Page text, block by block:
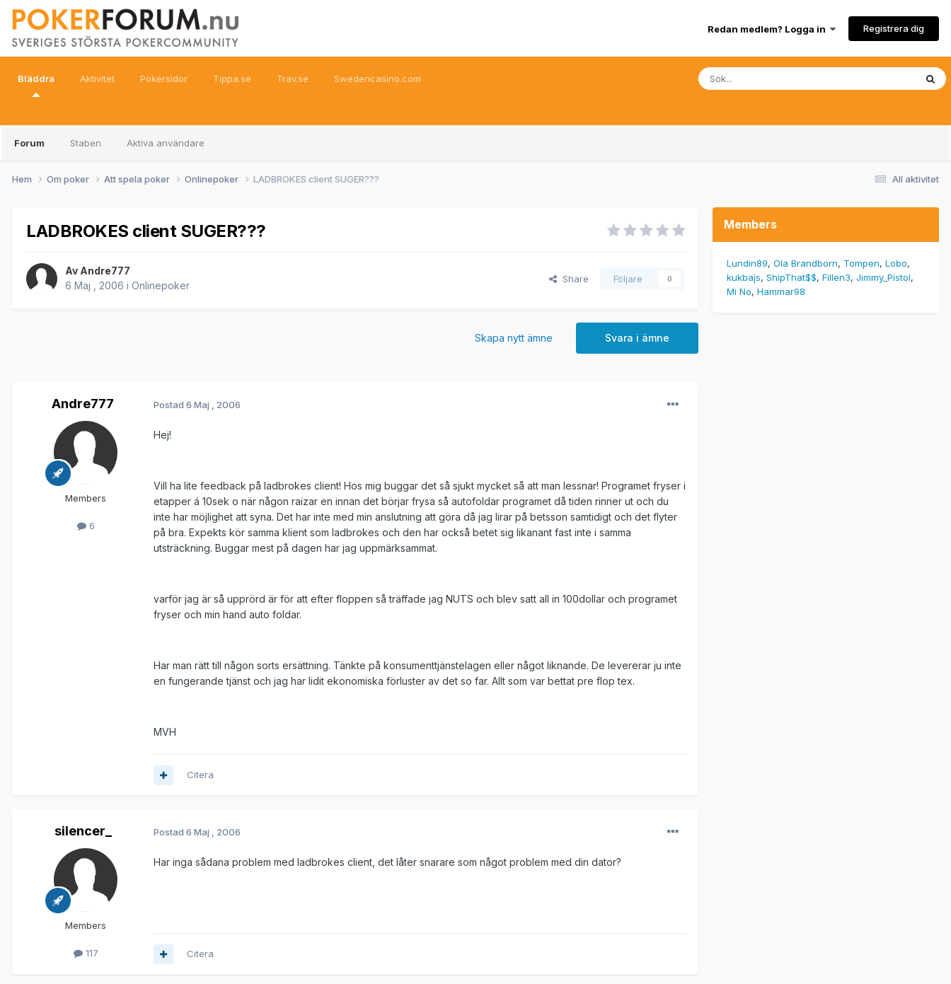
Redan medlem? Logga in Registrera dig
Bläddra
Forum Staben Aktiva användare
Aktivitet Pokersidor Tippa.se Trav.se Swedencasino.com
All aktivitet
Hem Om poker Att spela poker Onlinepoker LADBROKES client SUGER???
LADBROKES client SUGER???
Av Andre777
6 Maj , 2006 i Onlinepoker
Share Följare 0
Svara i ämne
Skapa nytt ämne
Andre777
Members
6
Postad 6 Maj , 2006
Hej!
Vill ha lite feedback på ladbrokes client! Hos mig buggar det så sjukt mycket så att man lessnar! Programet fryser i
etapper á 10sek o när någon raizar en innan det börjar frysa så autofoldar programet då tiden rinner ut och du
inte har möjlighet att syna. Det har inte med min anslutning att göra då jag lirar på betsson samtidigt och det flyter
på bra. Expekts kör samma klient som ladbrokes och den har också betet sig likanant fast inte i samma
utsträckning. Buggar mest på dagen har jag uppmärksammat.
varför jag är så upprörd är för att efter floppen så träffade jag NUTS och blev satt all in 100dollar och programet
fryser och min hand auto foldar.
Har man rätt till någon sorts ersättning. Tänkte på konsumenttjänstelagen eller något liknande. De levererar ju inte
en fungerande tjänst och jag har lidit ekonomiska förluster av det so far. Allt som var bettat pre flop tex.
MVH
Citera
silencer_
Members
117
Postad 6 Maj , 2006
Har inga sådana problem med ladbrokes client, det låter snarare som något problem med din dator?
Citera
Members
Lundin89 Ola Brandborn Tompen Lobo
kukbajs ShipThat$$ Fillen3 Jimmy_Pistol
Mi No Hammar98